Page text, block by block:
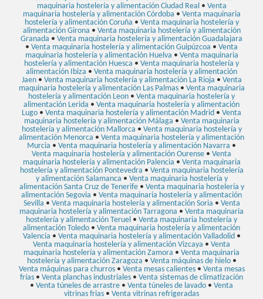
maquinaria hostelería y alimentación Ciudad Real • Venta
maquinaria hostelería y alimentación Córdoba • Venta maquinaria
hostelería y alimentación Coruña • Venta maquinaria hostelería y
alimentación Girona • Venta maquinaria hostelería y alimentación
Granada • Venta maquinaria hostelería y alimentación Guadalajara
• Venta maquinaria hostelería y alimentación Guipúzcoa • Venta
maquinaria hostelería y alimentación Huelva • Venta maquinaria
hostelería y alimentación Huesca • Venta maquinaria hostelería y
alimentación Ibiza • Venta maquinaria hostelería y alimentación
Jaen• Venta maquinaria hostelería y alimentación La Rioja • Venta
maquinaria hostelería y alimentación Las Palmas• Venta maquinaria
hostelería y alimentación Leon • Venta maquinaria hostelería y
alimentación Lerida • Venta maquinaria hostelería y alimentación
Lugo • Venta maquinaria hostelería y alimentación Madrid • Venta
maquinaria hostelería y alimentación Málaga • Venta maquinaria
hostelería y alimentación Mallorca • Venta maquinaria hostelería y
alimentación Menorca • Venta maquinaria hostelería y alimentación
Murcia • Venta maquinaria hostelería y alimentación Navarra •
Venta maquinaria hostelería y alimentación Ourense • Venta
maquinaria hostelería y alimentación Palencia • Venta maquinaria
hostelería y alimentación Pontevedra • Venta maquinaria hostelería
y alimentación Salamanca • Venta maquinaria hostelería y
alimentación Santa Cruz de Tenerife• Venta maquinaria hostelería y
alimentación Segovia • Venta maquinaria hostelería y alimentación
Sevilla • Venta maquinaria hostelería y alimentación Soria • Venta
maquinaria hostelería y alimentación Tarragona • Venta maquinaria
hostelería y alimentación Teruel • Venta maquinaria hostelería y
alimentación Toledo • Venta maquinaria hostelería y alimentación
Valencia • Venta maquinaria hostelería y alimentación Valladolid •
Venta maquinaria hostelería y alimentación Vizcaya • Venta
maquinaria hostelería y alimentación Zamora • Venta maquinaria
hostelería y alimentación Zaragoza • Venta máquinas de hielo•
Venta máquinas para churros• Venta mesas calientes• Venta mesas
frías • Venta planchas industriales • Venta sistemas de climatización
• Venta túneles de arrastre • Venta túneles de lavado • Venta
vitrinas frias • Venta vitrinas refrigeradas